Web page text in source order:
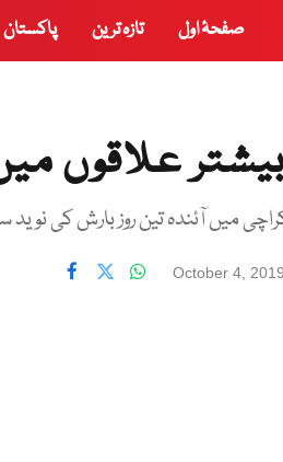
صفحۂ اول تازہ ترین پاکستان
علاقوں
میں آئندہ تین روز بارش کی نوید
October 4,